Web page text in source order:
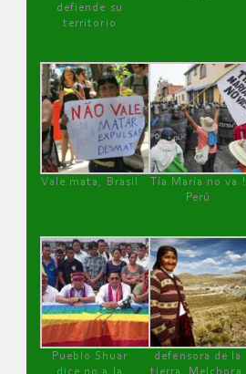
defiende su
territorio
Vale mata, Brasil
Tía María no va !
Perú
Pueblo Shuar
dice no a la
defensora de la
tierra, Melchora,